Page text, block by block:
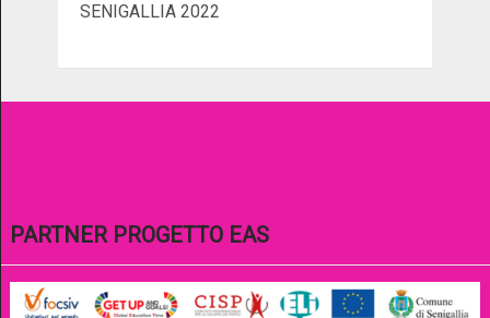
SENIGALLIA 2022
PARTNER PROGETTO EAS